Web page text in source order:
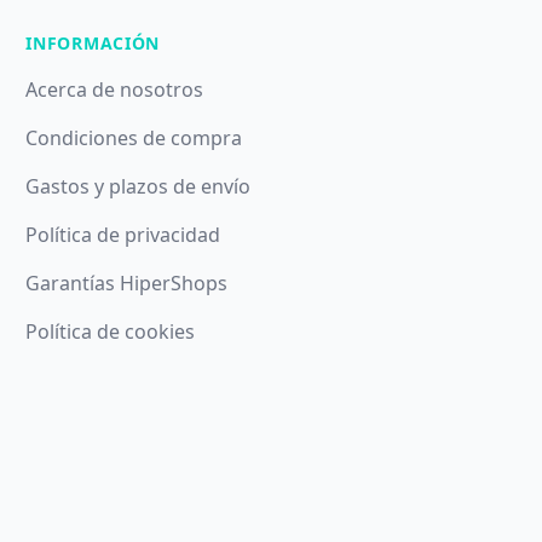
INFORMACIÓN
Acerca de nosotros
Condiciones de compra
Gastos y plazos de envío
Política de privacidad
Garantías HiperShops
Política de cookies